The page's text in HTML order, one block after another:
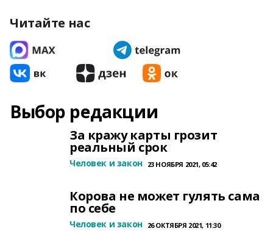
Читайте нас
Выбор редакции
За кражу карты грозит
реальный срок
Человек и закон 23 НОЯБРЯ 2021, 05:42
Корова не может гулять сама
по себе
Человек и закон 26 ОКТЯБРЯ 2021, 11:30